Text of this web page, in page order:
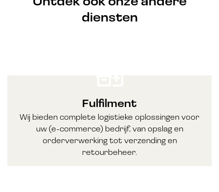
diensten
Fulfilment
Wij bieden complete logistieke oplossingen voor
uw (e-commerce) bedrijf, van opslag en
orderverwerking tot verzending en
retourbeheer.